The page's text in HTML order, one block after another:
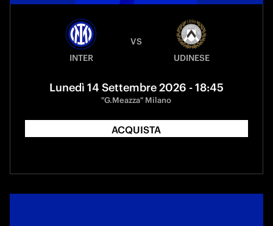
INTER
VS
UDINESE
Lunedì 14 Settembre 2026 - 18:45
"G.Meazza" Milano
ACQUISTA